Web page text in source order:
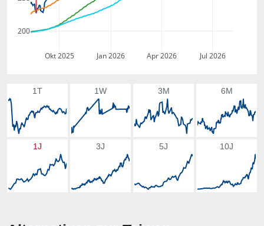
Okt 2025 Jan 2026 Apr 2026 Jul 2026
200
1T 1W 3M 6M
1J 3J 5J 10J